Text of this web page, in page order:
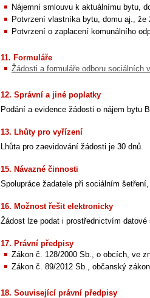
Nájemní smlouvu k aktuálnímu bytu,
Potvrzení vlastníka bytu, domu aj., že
Potvrzení o zaplacení komunálního
11. Formuláře
Žádosti a formuláře odboru sociálních
12. Správní a jiné poplatky
Podání a evidence žádosti o nájem bytu
13. Lhůty pro vyřízení
Lhůta pro zaevidování žádosti je 30 dnů.
15. Návazné činnosti
Spolupráce žadatele při sociálním
16. Možnost řešit elektronicky
Žádost lze podat i prostřednictvím
17. Právní předpisy
Zákon č. 128/2000 Sb., o obcích, ve
Zákon č. 89/2012 Sb., občanský
18. Související právní předpisy